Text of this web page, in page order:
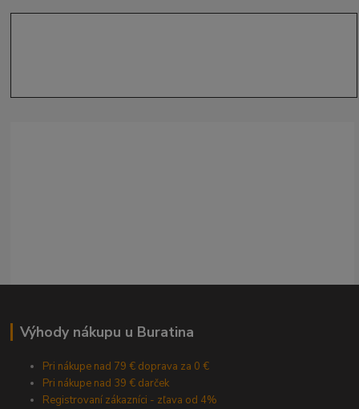
Výhody nákupu u Buratina
Pri nákupe nad 79 € doprava za 0 €
Pri nákupe nad 39 € darček
Registrovaní zákazníci - zľava od 4%